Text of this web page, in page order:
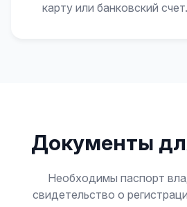
карту или банковский
Документы
Необходимы паспорт
свидетельство о